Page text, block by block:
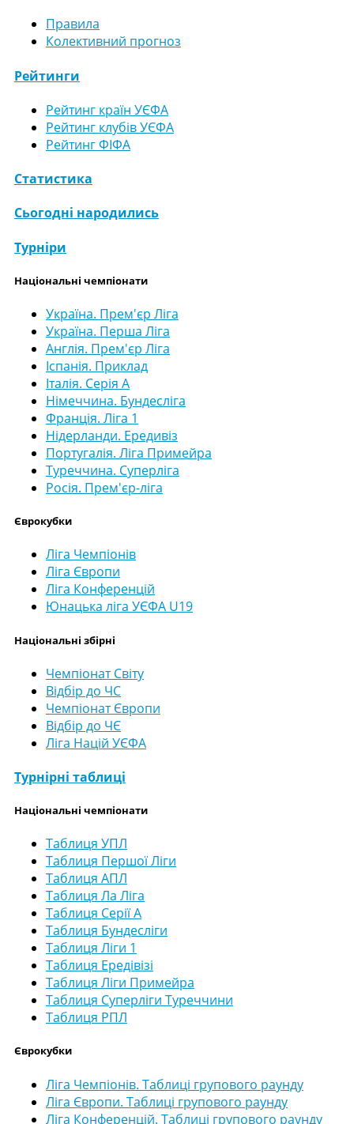
Правила
Колективний прогноз
Рейтинги
Рейтинг країн УЄФА
Рейтинг клубів УЄФА
Рейтинг ФІФА
Статистика
Сьогодні народились
Турніри
Національні чемпіонати
Україна. Прем'єр Ліга
Україна. Перша Ліга
Англія. Прем'єр Ліга
Іспанія. Приклад
Італія. Серія А
Німеччина. Бундесліга
Франція. Ліга 1
Нідерланди. Ередивіз
Португалія. Ліга Примейра
Туреччина. Суперліга
Росія. Прем'єр-ліга
Єврокубки
Ліга Чемпіонів
Ліга Європи
Ліга Конференцій
Юнацька ліга УЄФА U19
Національні збірні
Чемпіонат Світу
Відбір до ЧС
Чемпіонат Європи
Відбір до ЧЄ
Ліга Націй УЄФА
Турнірні таблиці
Національні чемпіонати
Таблиця УПЛ
Таблиця Першої Ліги
Таблиця АПЛ
Таблиця Ла Ліга
Таблиця Серії А
Таблиця Бундесліги
Таблиця Ліги 1
Таблиця Ередівізі
Таблиця Ліги Примейра
Таблиця Суперліги Туреччини
Таблиця РПЛ
Єврокубки
Ліга Чемпіонів. Таблиці групового раунду
Ліга Європи. Таблиці групового раунду
Ліга Конференцій. Таблиці групового раунду